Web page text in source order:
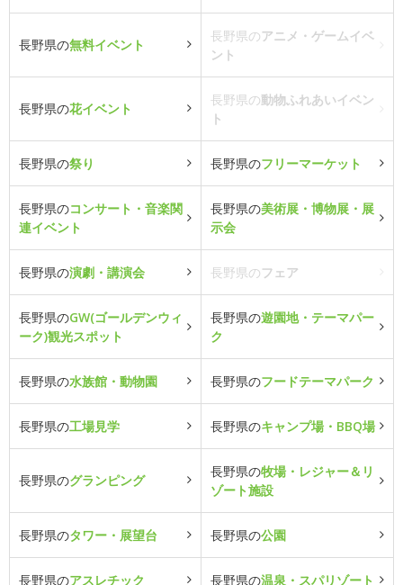
長野県の無料イベント
長野県のアニメ・ゲームイベ
ント
長野県の花イベント
長野県の動物ふれあいイベン
ト
長野県の祭り 長野県のフリーマーケット
長野県のコンサート・音楽関
連イベント
長野県の美術展・博物展・展
示会
長野県の演劇・講演会 長野県のフェア
長野県のGW(ゴールデンウィ
ーク)観光スポット
長野県の遊園地・テーマパー
ク
長野県の水族館・動物園 長野県のフードテーマパーク
長野県の工場見学 長野県のキャンプ場・BBQ場
長野県のグランピング
長野県の牧場・レジャー＆リ
ゾート施設
長野県のタワー・展望台 長野県の公園
長野県のアスレチック 長野県の温泉・スパリゾート